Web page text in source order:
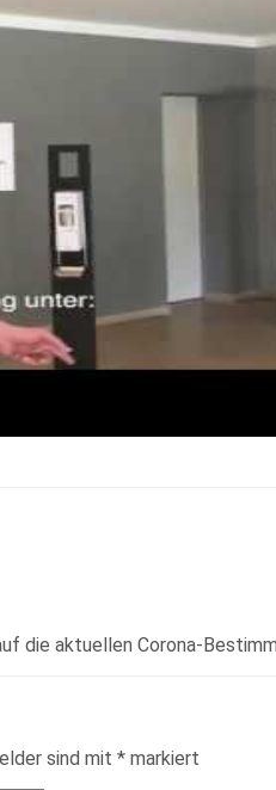
die aktuellen Corona-
sind mit * markiert